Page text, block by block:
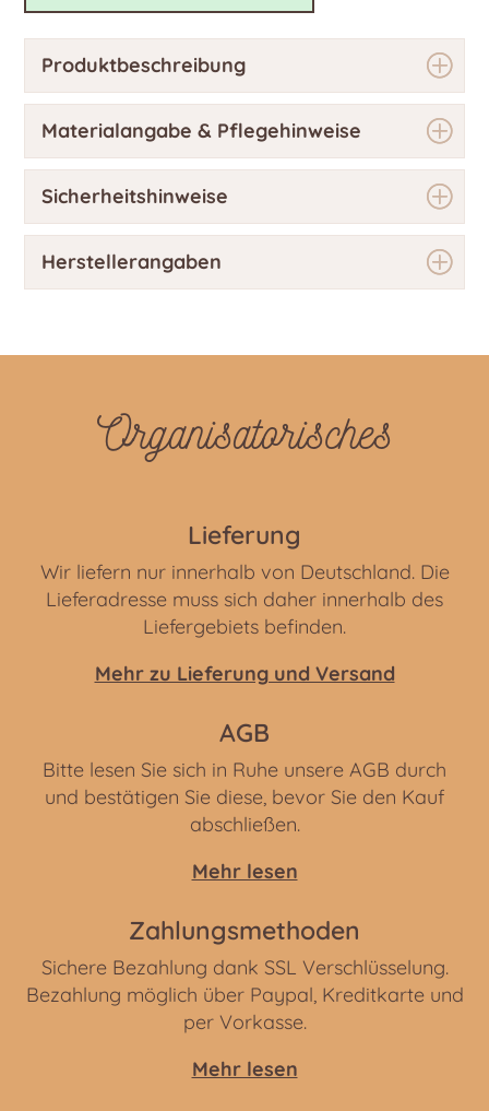
Produktbeschreibung
Materialangabe & Pflegehinweise
Sicherheitshinweise
Herstellerangaben
Organisatorisches
Lieferung
Wir liefern nur innerhalb von Deutschland. Die
Lieferadresse muss sich daher innerhalb des
Liefergebiets befinden.
Mehr zu Lieferung und Versand
AGB
Bitte lesen Sie sich in Ruhe unsere AGB durch
und bestätigen Sie diese, bevor Sie den Kauf
abschließen.
Mehr lesen
Zahlungsmethoden
Sichere Bezahlung dank SSL Verschlüsselung.
Bezahlung möglich über Paypal, Kreditkarte und
per Vorkasse.
Mehr lesen